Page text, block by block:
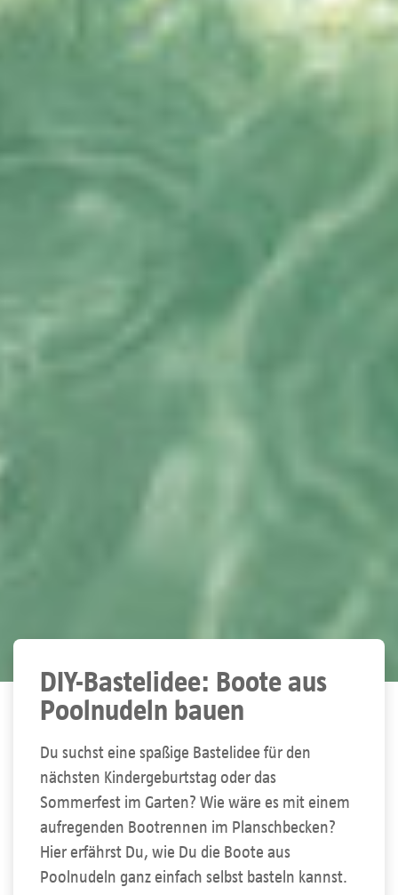
DIY-Bastelidee: Boote aus
Poolnudeln bauen
Du suchst eine spaßige Bastelidee für den
nächsten Kindergeburtstag oder das
Sommerfest im Garten? Wie wäre es mit einem
aufregenden Bootrennen im Planschbecken?
Hier erfährst Du, wie Du die Boote aus
Poolnudeln ganz einfach selbst basteln kannst.